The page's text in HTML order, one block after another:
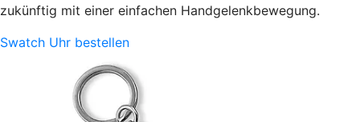
zukünftig mit einer einfachen Handgelenkbewegung.
Swatch Uhr bestellen